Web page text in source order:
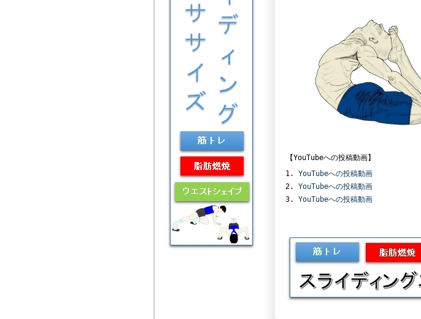
【YouTubeへの投稿動画】
YouTubeへの投稿動画
YouTubeへの投稿動画
YouTubeへの投稿動画